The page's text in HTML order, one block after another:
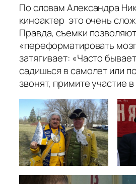
По словам Александра
киноактер это очень
Правда, съемки
«переформатировать
затягивает: «Часто
садишься в самолет или
звонят, примите участие